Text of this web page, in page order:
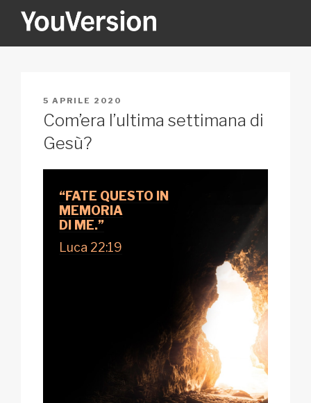
YOUVERSION
PUBBLICATO
IL
5 APRILE 2020
Com’era l’ultima settimana di
Gesù?
“FATE QUESTO IN
MEMORIA
DI ME.”
Luca 22:19